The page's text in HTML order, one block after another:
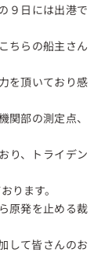
９日には出港で
ちらの船主さん
を頂いており感
部の測定点、
り、トライデン
ります。
原発を止める裁
して皆さんのお